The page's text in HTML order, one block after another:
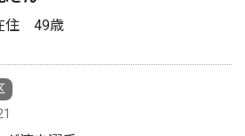
住 49歳